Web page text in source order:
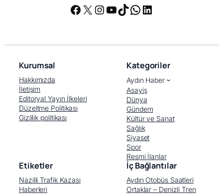
Facebook
X Instagram
YouTube
TikTok
WhatsApp
LinkedIn
Kurumsal
Hakkımızda
İletişim
Editoryal Yayın İlkeleri
Düzeltme Politikası
Gizlilik politikası
Kategoriler
Aydın Haber
Asayiş
Dünya
Gündem
Kültür ve Sanat
Sağlık
Siyaset
Spor
Resmi İlanlar
Etiketler
Nazilli Trafik Kazası
Haberleri
İç Bağlantılar
Aydın Otobüs Saatleri
Ortaklar – Denizli Tren